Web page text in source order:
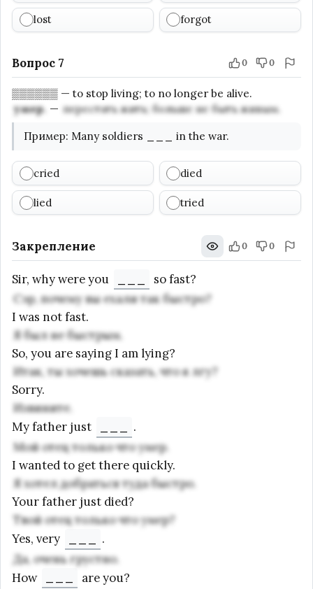
lost forgot
Вопрос 7 0 0
▒▒▒▒▒▒ —to stop living; to no longer be alive.
умер. — перестать жить; больше не быть живым.
Пример: Many soldiers in the war.
cried died
lied tried
Закрепление 0 0
Sir, why were you
so fast?
Сэр, почему вы ехали так быстро?
I was not fast.
Я был не быстрым.
So, you are saying I am lying?
Итак, ты хочешь сказать, что я лгу?
Sorry.
Извините.
My father just
.
Мой отец только что умер.
I wanted to get there quickly.
Я хотел добраться туда быстро.
Your father just died?
Твой отец только что умер?
Yes, very
.
Да, очень грустно.
How
are you?